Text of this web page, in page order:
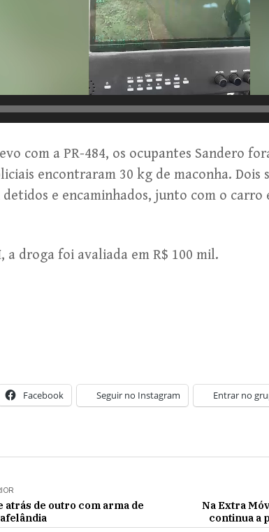
com a PR-484, os ocupantes Sandero
encontraram 30 kg de maconha. Dois
e encaminhados, junto com o carro
a droga foi avaliada em R$ 100 mil.
Facebook Seguir no Instagram Entrar no
de outro com arma de
Na Extra
continua a